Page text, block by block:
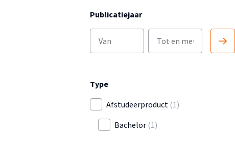
Publicatiejaar
Type
Afstudeerproduct (1)
Bachelor (1)